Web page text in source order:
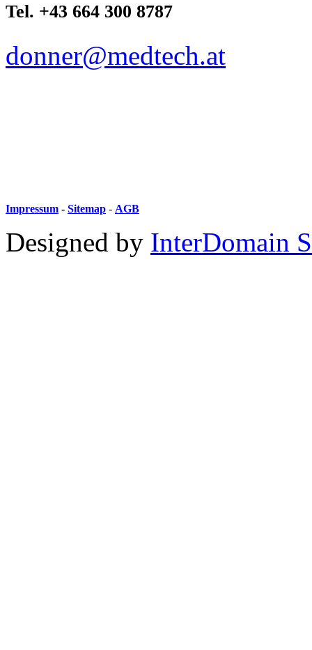
Tel. +43 664 300 8787
donner@medtech.at
Impressum - Sitemap - AGB
Designed by InterDomain